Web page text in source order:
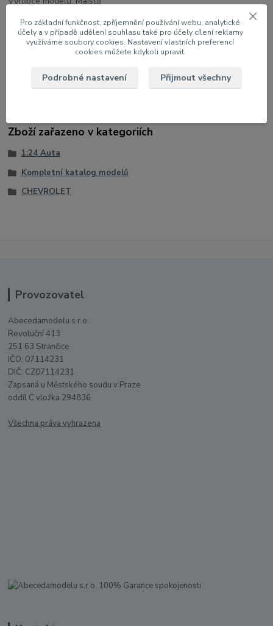
Měřítko: 1:24
Velikost: 18 cm
U modelu lze otevřít dveře a víko motoru
Zboží zařazeno v kategoriích
1:24 Auta
Kompletní katalog modelů
CHEVROLET
Provozovatel
Abecedamodelu s.r.o.
Revoluční 413
251 63 Strančice
IČO: 07114231
DIČ: CZ07114231
Zapsaná u Městského soudu v Praze
oddíl C vložka 294836
Všechna práva vyhrazena
Pro základní funkčnost, zpříjemnění používání webu, analytické
účely a v případě udělení souhlasu také pro účely cílení reklamy
využíváme soubory cookies. Nastavení vlastních preferencí
cookies můžete kdykoli upravit.
Podrobné nastavení Přijmout všechny